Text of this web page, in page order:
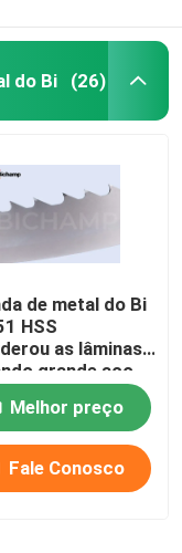
do Bi (26)
de metal do Bi
HSS
as lâminas
grande aço
Melhor preço
Fale Conosco